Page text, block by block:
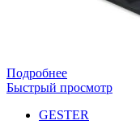
Подробнее
Быстрый просмотр
GESTER